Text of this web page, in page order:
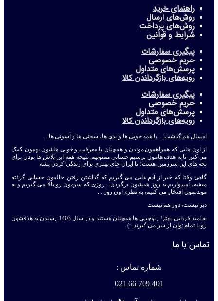
راهنمای خرید
روش‌های ارسال
روش‌های پرداخت
شرایط و قوانین
پیگیری سفارشات
حریم خصوصی
پرسش‌های متداول
رویه‌های بازگرداندن کالا
پیگیری سفارشات
حریم خصوصی
پرسش‌های متداول
رویه‌های بازگرداندن کالا
امسال هم گذشت ... با همه خوبی ها و بدی ها، سختی ها و آسونی ها ...
از اون هایی که همراهمون موندن و همچنان با معرفت و خوبی هاشون بهمون کمک
می کنن تا به هدف هامون برسیم حسابی ممنونیم. نتیجه همه این تلاش ها بودن برای
بچه های این سرزمین هست؛ تا ایران جای بهتری برای زندگی کردن بشه.
گاهی وقتا که خبر از آدم هایی می گیریم که گذاشتن رفتن حالمون حسابی گرفته
میشه، امیدواریم یه روز همشون برگردن... روزی که سرمون رو بالا می گیریم و به
موندنمون افتخار می کنیم، به نظرم اون روز ...
دیر نیست، دور هم نیست
به امید فردایی بهتر! ربوچیپی ها همچنان هستند و در سال 1403 رسیدن به هدفشون
رو با تمام توان از سر می گیرند. :)
تماس با ما
شماره تماس :
401 709 66 021